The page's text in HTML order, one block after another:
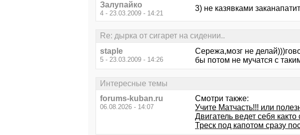
Залупайко
4 - 23.03.2009 - 14:21
3) не казявками
Re: дырка от сигарет на сидении..
staple
5 - 23.03.2009 - 14:26
Сережа,мозг не
бы потом не мучатся с
Интересные темы
forums-kuban.ru
06.08.2026 - 14:07
Смотри также:
Учите Матчасть!!! или
Двигатель ведет себя както
Треск под капотом сразу